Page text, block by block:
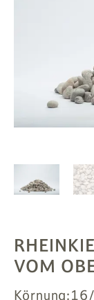
HOCHBEET
BEWÄSSERUNG
# MAG
VOM
Körnung: